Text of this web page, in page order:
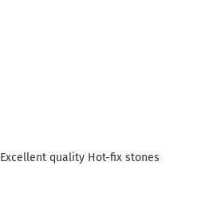
Excellent quality Hot-fix stones